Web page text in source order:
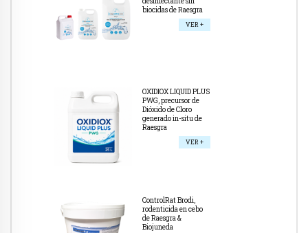
biocidas de Raesgra
VER +
OXIDIOX LIQUID PLUS
PWG, precursor de
Dióxido de Cloro
generado in-situ de
Raesgra
VER +
ControlRat Brodi,
rodenticida en cebo
de Raesgra &
Biojuneda